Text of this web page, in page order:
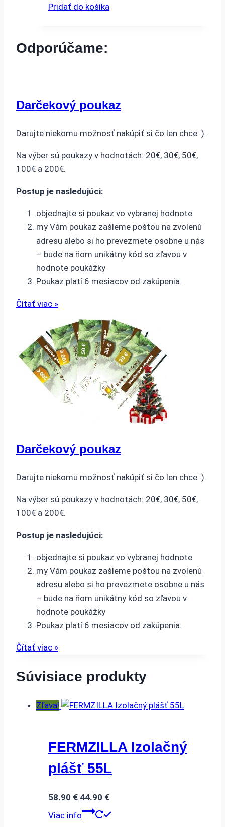
Pridať do košíka
Odporúčame:
Darčekový poukaz
Darujte niekomu možnosť nakúpiť si čo len chce :).
Na výber sú poukazy v hodnotách: 20€, 30€, 50€,
100€ a 200€.
Postup je nasledujúci:
objednajte si poukaz vo vybranej hodnote
my Vám poukaz zašleme poštou na zvolenú
adresu alebo si ho prevezmete osobne u nás
– bude na ňom unikátny kód so zľavou v
hodnote poukážky
Poukaz platí 6 mesiacov od zakúpenia.
Čítať viac »
Darčekový poukaz
Darujte niekomu možnosť nakúpiť si čo len chce :).
Na výber sú poukazy v hodnotách: 20€, 30€, 50€,
100€ a 200€.
Postup je nasledujúci:
objednajte si poukaz vo vybranej hodnote
my Vám poukaz zašleme poštou na zvolenú
adresu alebo si ho prevezmete osobne u nás
– bude na ňom unikátny kód so zľavou v
hodnote poukážky
Poukaz platí 6 mesiacov od zakúpenia.
Čítať viac »
Súvisiace produkty
Zľava!
FERMZILLA Izolačný
plášť 55L
58.90€ Pôvodná
cena
44.90 €Aktuálna
cena
Viac info